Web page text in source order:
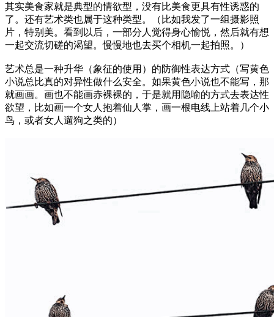
其实美食家就是典型的情欲型，没有比美食更具有性诱惑的
了。还有艺术类也属于这种类型。（比如我发了一组摄影照
片，特别美。看到以后，一部分人觉得身心愉悦，然后就有想
一起交流切磋的渴望。慢慢地也去买个相机一起拍照。）
艺术总是一种升华（象征的使用）的防御性表达方式（写黄色
小说总比真的对异性做什么安全。如果黄色小说也不能写，那
就画画。画也不能画赤裸裸的，于是就用隐喻的方式去表达性
欲望，比如画一个女人抱着仙人掌，画一根电线上站着几个小
鸟，或者女人遛狗之类的）